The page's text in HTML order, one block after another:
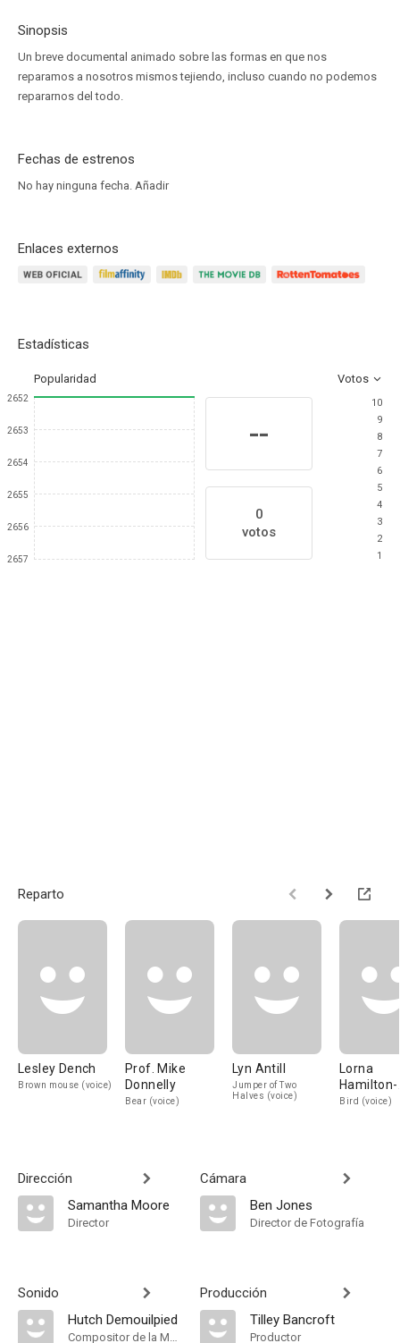
Sinopsis
Un breve documental animado sobre las formas en que nos
reparamos a nosotros mismos tejiendo, incluso cuando no podemos
repararnos del todo.
Fechas de estrenos
No hay ninguna fecha. Añadir
Enlaces externos
Estadísticas
Popularidad Votos
2652
2653
2654
2655
2656
2657
--
0
votos
10
9
8
7
6
5
4
3
2
1
Reparto
Lesley Dench
Brown mouse (voice)
Prof. Mike
Donnelly
Bear (voice)
Lyn Antill
Jumper of Two
Halves (voice)
Lorna
Hamilton-
Brown
Bird (voice)
Dirección
Samantha Moore
Director
Sonido
Hutch Demouilpied
Compositor de la Música Original
Cámara
Ben Jones
Director de Fotografía
Producción
Tilley Bancroft
Productor